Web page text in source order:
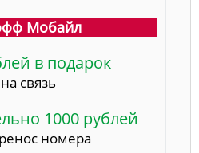
Мобайл
в подарок
на связь
1000 рублей
номера